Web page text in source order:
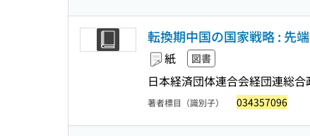
転換期中国の国家戦略 : 先
紙 図書
日本経済団体連合会経団連総
著者標目（識別子） 034357096